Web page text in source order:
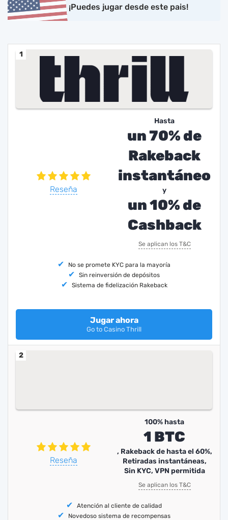
¡Puedes jugar desde este pais!
1
Reseña
Hasta
un 70% de
Rakeback
instantáneo
y
un 10% de
Cashback
Se aplican los T&C
No se promete KYC para la mayoría
Sin reinversión de depósitos
Sistema de fidelización Rakeback
Jugar ahora
Go to Casino Thrill
2
Reseña
100% hasta
1 BTC
, Rakeback de hasta el 60%,
Retiradas instantáneas,
Sin KYC, VPN permitida
Se aplican los T&C
Atención al cliente de calidad
Novedoso sistema de recompensas